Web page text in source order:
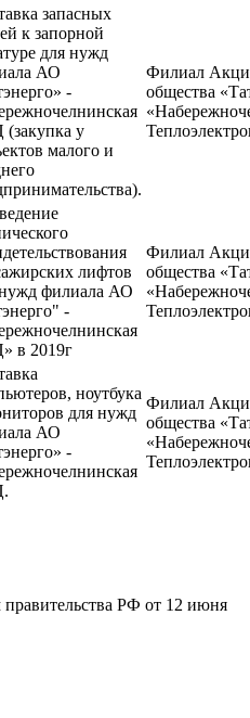
запасных
к запорной
для нужд
АО
-
у
малого и
Филиал
общества
лифтов
филиала АО
-
в 2019г
Филиал
общества
ноутбука
для нужд
АО
-
Филиал
общества
РФ от 12 июня